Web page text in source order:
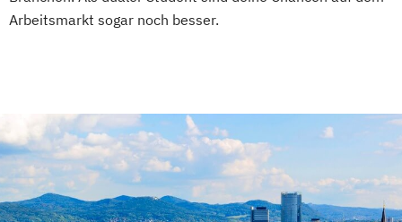
Arbeitsmarkt sogar noch besser.